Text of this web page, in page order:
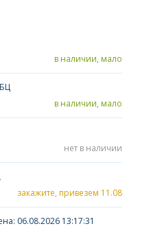
в наличии, мало
в наличии, мало
нет в наличии
закажите, привезем 11.08
06.08.2026 13:17:31